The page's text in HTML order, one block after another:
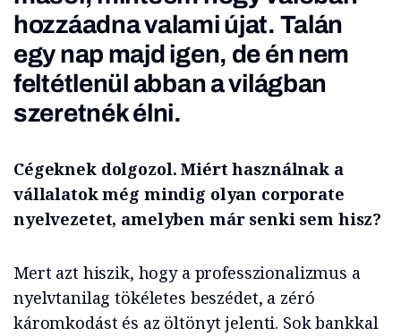
hozzáadna valami újat. Talán
egy nap majd igen, de én nem
feltétlenül abban a világban
szeretnék élni.
Cégeknek dolgozol. Miért használnak a
vállalatok még mindig olyan corporate
nyelvezetet, amelyben már senki sem hisz?
Mert azt hiszik, hogy a professzionalizmus a
nyelvtanilag tökéletes beszédet, a zéró
káromkodást és az öltönyt jelenti. Sok bankkal